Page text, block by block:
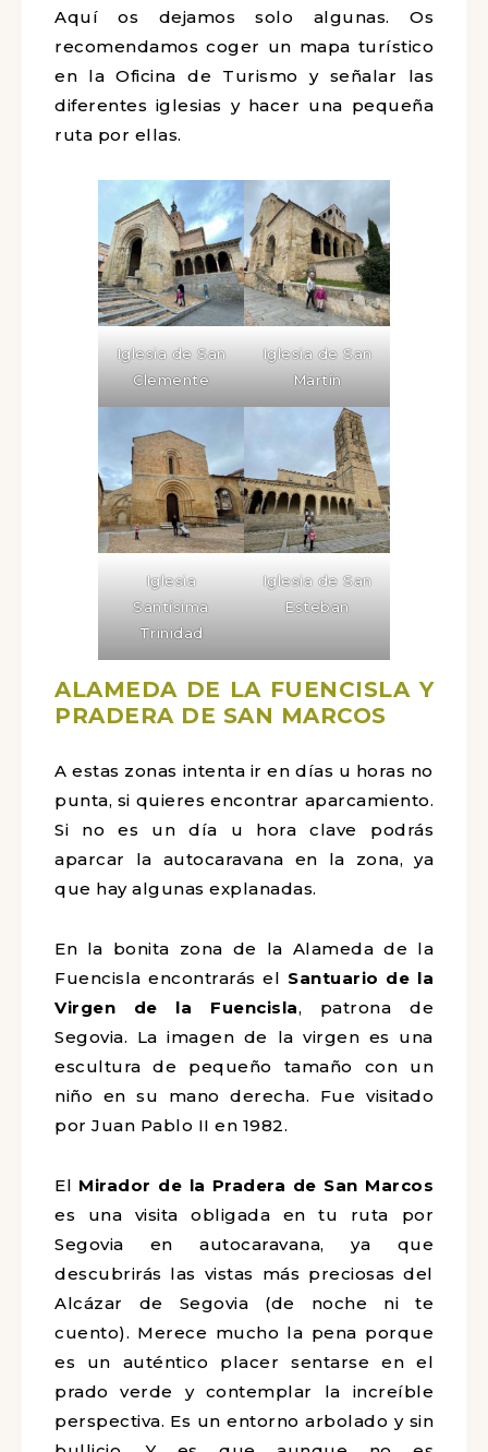
Aquí os dejamos solo algunas. Os
recomendamos coger un mapa turístico
en la Oficina de Turismo y señalar las
diferentes iglesias y hacer una pequeña
ruta por ellas.
Iglesia de San
Clemente
Iglesia de San
Martín
Iglesia
Santísima
Trinidad
Iglesia de San
Esteban
ALAMEDA DE LA FUENCISLA Y
PRADERA DE SAN MARCOS
A estas zonas intenta ir en días u horas no
punta, si quieres encontrar aparcamiento.
Si no es un día u hora clave podrás
aparcar la autocaravana en la zona, ya
que hay algunas explanadas.
En la bonita zona de la Alameda de la
Fuencisla encontrarás el Santuario de la
Virgen de la Fuencisla, patrona de
Segovia. La imagen de la virgen es una
escultura de pequeño tamaño con un
niño en su mano derecha. Fue visitado
por Juan Pablo II en 1982.
El Mirador de la Pradera de San Marcos
es una visita obligada en tu ruta por
Segovia en autocaravana, ya que
descubrirás las vistas más preciosas del
Alcázar de Segovia (de noche ni te
cuento). Merece mucho la pena porque
es un auténtico placer sentarse en el
prado verde y contemplar la increíble
perspectiva. Es un entorno arbolado y sin